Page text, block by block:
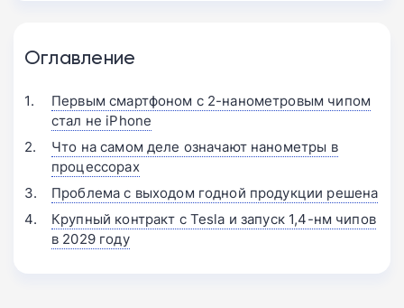
Оглавление
Первым смартфоном с 2-нанометровым чипом
стал не iPhone
Что на самом деле означают нанометры в
процессорах
Проблема с выходом годной продукции решена
Крупный контракт с Tesla и запуск 1,4-нм чипов
в 2029 году